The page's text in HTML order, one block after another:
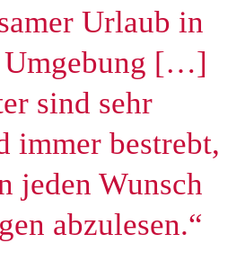
Urlaub in
Umgebung […]
sind sehr
immer bestrebt,
jeden Wunsch
abzulesen.“